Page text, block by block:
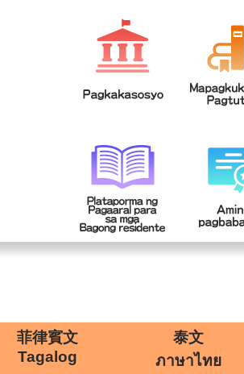
網站導覽
菲律賓文
Tagalog
泰文
ภาษาไทย